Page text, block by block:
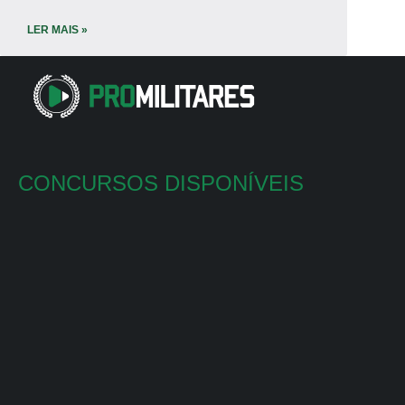
LER MAIS »
CONCURSOS DISPONÍVEIS